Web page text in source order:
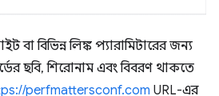
বা বিভিন্ন লিঙ্ক প্যারামিটারের জন্য
ছবি, শিরোনাম এবং বিবরণ থাকতে
perfmattersconf.com URL-এর